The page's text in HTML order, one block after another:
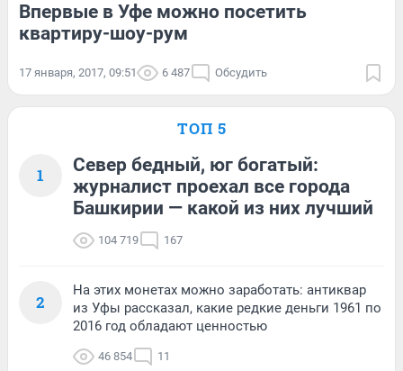
Впервые в Уфе можно посетить
квартиру-шоу-рум
17 января, 2017, 09:51 6 487 Обсудить
ТОП 5
1
Север бедный, юг богатый:
журналист проехал все города
Башкирии — какой из них лучший
104 719 167
2
На этих монетах можно заработать: антиквар
из Уфы рассказал, какие редкие деньги 1961 по
2016 год обладают ценностью
46 854 11